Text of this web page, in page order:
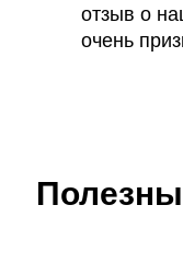
отзыв о
очень